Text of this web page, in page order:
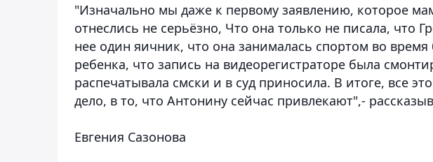
"Изначально мы даже к первому заявлению, которое
отнеслись не серьёзно, Что она только не писала, что
нее один яичник, что она занималась спортом во
ребенка, что запись на видеорегистраторе была
распечатывала смски и в суд приносила. В итоге, все
дело, в то, что Антонину сейчас привлекают",-
Евгения Сазонова